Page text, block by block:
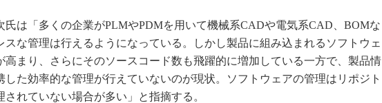
は「多くの企業がPLMやPDMを用いて機械系CADや電気系CAD、BOMな
スな管理は行えるようになっている。しかし製品に組み込まれるソフトウェ
高まり、さらにそのソースコード数も飛躍的に増加している一方で、製品情
した効率的な管理が行えていないのが現状。ソフトウェアの管理はリポジト
されていない場合が多い」と指摘する。